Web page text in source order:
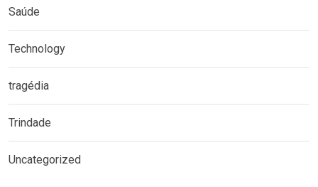
Saúde
Technology
tragédia
Trindade
Uncategorized